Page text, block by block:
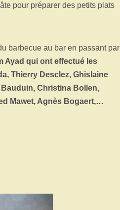
pour préparer des petits plats
barbecue au bar en passant par
Ayad qui ont effectué les
Thierry Desclez, Ghislaine
Christina Bollen,
Mawet, Agnès Bogaert,…